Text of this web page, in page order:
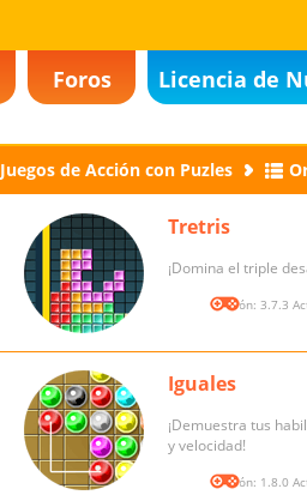
Foros Licencia de
Juegos de Acción con Puzles
Tretris
¡Domina el triple
Versión: 3.7.3
Iguales
¡Demuestra tus
y velocidad!
Versión: 1.8.0